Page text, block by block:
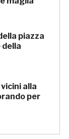
piazza
alla
per